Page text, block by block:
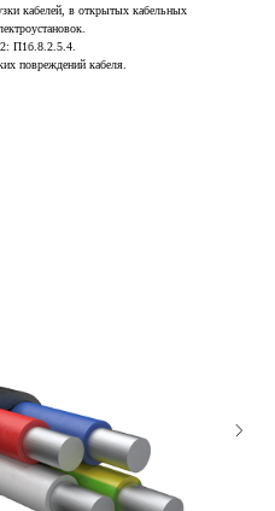
кабелей, в открытых кабельных
П1б.8.2.5.4.
повреждений кабеля.